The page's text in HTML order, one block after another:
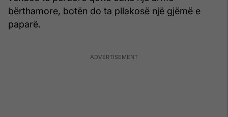
bërthamore, botën do ta pllakosë një gjëmë e
paparë.